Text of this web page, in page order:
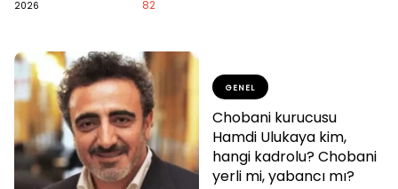
2026
82
GENEL
Chobani kurucusu
Hamdi Ulukaya kim,
hangi kadrolu? Chobani
yerli mi, yabancı mı?